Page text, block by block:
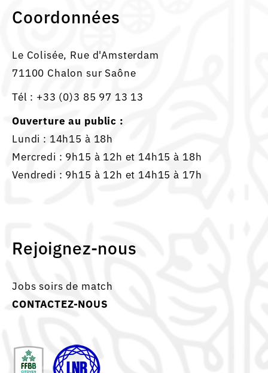
Coordonnées
Le Colisée, Rue d'Amsterdam
71100 Chalon sur Saône
Tél : +33 (0)3 85 97 13 13
Ouverture au public :
Lundi : 14h15 à 18h
Mercredi : 9h15 à 12h et 14h15 à 18h
Vendredi : 9h15 à 12h et 14h15 à 17h
Rejoignez-nous
Jobs soirs de match
CONTACTEZ-NOUS